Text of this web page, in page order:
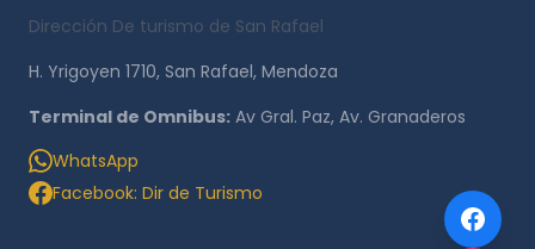
Dirección De turismo de San Rafael
H. Yrigoyen 1710, San Rafael, Mendoza
Terminal de Omnibus: Av Gral. Paz, Av. Granaderos
WhatsApp
Facebook: Dir de Turismo